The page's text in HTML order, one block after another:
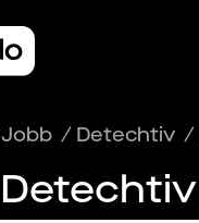
Jobb / Detechtiv /
Detechtiv